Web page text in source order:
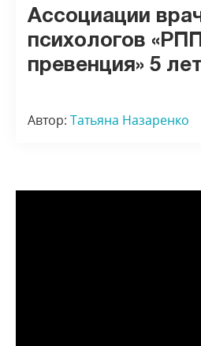
Ассоциации
психологов
превенция» 5
Автор: Татьяна Назаренко